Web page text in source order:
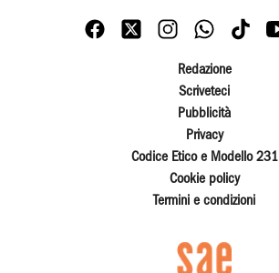
Redazione
Scriveteci
Pubblicità
Privacy
Codice Etico e Modello 231
Cookie policy
Termini e condizioni